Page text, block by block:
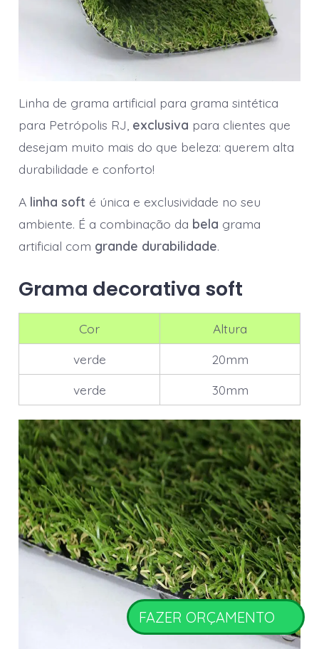
Linha de grama artificial para grama sintética
para Petrópolis RJ, exclusiva para clientes que
desejam muito mais do que beleza: querem alta
durabilidade e conforto!
A linha soft é única e exclusividade no seu
ambiente. É a combinação da bela grama
artificial com grande durabilidade.
Grama decorativa soft
Cor
Altura
verde
20mm
verde
30mm
FAZER ORÇAMENTO